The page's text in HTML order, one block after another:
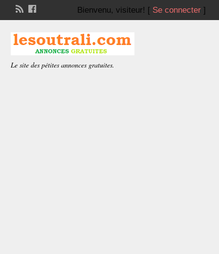
Bienvenu, visiteur! [ Se connecter]
Le site des pétites annonces gratuites.